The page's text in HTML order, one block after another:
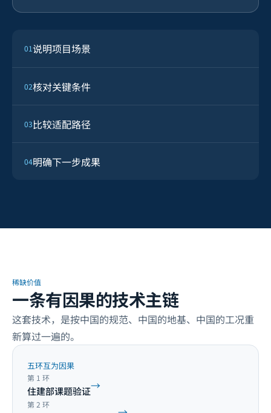
01说明项目场景
02核对关键条件
03比较适配路径
04明确下一步成果
稀缺价值
一条有因果的技术主链
这套技术，是按中国的规范、中国的地基、中国的工况重
新算过一遍的。
五环互为因果
第 1 环
住建部课题验证→
第2 环